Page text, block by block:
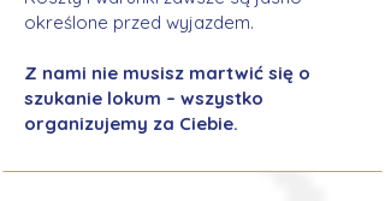
określone przed wyjazdem.
Z nami nie musisz martwić się o
szukanie lokum – wszystko
organizujemy za Ciebie.